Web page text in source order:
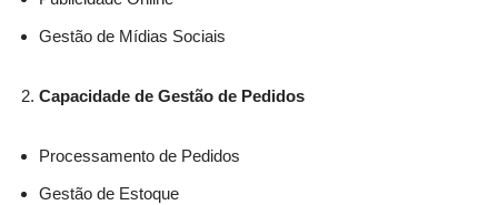
Gestão de Mídias Sociais
Capacidade de Gestão de Pedidos
Processamento de Pedidos
Gestão de Estoque